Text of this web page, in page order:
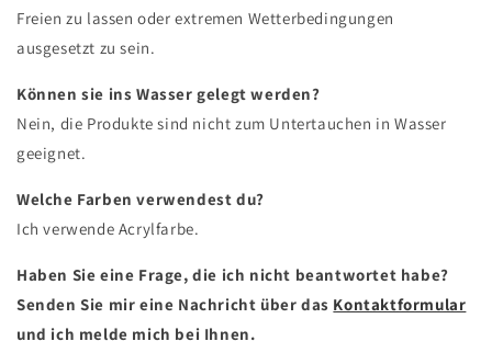
Freien zu lassen oder extremen Wetterbedingungen
ausgesetzt zu sein.
Können sie ins Wasser gelegt werden?
Nein, die Produkte sind nicht zum Untertauchen in Wasser
geeignet.
Welche Farben verwendest du?
Ich verwende Acrylfarbe.
Haben Sie eine Frage, die ich nicht beantwortet habe?
Senden Sie mir eine Nachricht über das Kontaktformular
und ich melde mich bei Ihnen.